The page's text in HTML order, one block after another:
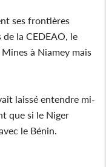
ses frontières
la CEDEAO, le
à Niamey mais
laissé entendre mi-
que si le Niger
le Bénin.